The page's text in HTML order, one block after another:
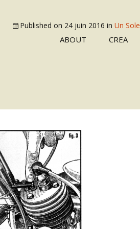
ABOUT CREA
Published on 24 juin 2016 in Un